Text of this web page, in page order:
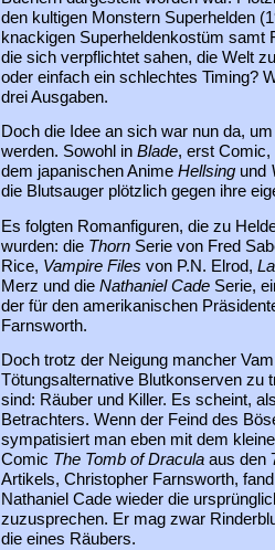
den kultigen Monstern Superhelden
knackigen Superheldenkostüm samt
die sich verpflichtet sahen, die Welt
oder einfach ein schlechtes Timing?
drei Ausgaben.
Doch die Idee an sich war nun da,
werden. Sowohl in Blade, erst Comic,
dem japanischen Anime Hellsingund
die Blutsauger plötzlich gegen ihre
Es folgten Romanfiguren, die zu
wurden: die Thorn Serie von Fred
Rice, Vampire Files von P.N. Elrod,
Merz und die Nathaniel Cade Serie,
der für den amerikanischen
Farnsworth.
Doch trotz der Neigung mancher
Tötungsalternative Blutkonserven zu
sind: Räuber und Killer. Es scheint,
Betrachters. Wenn der Feind des
sympatisiert man eben mit dem
Comic The Tomb of Draculaaus den
Artikels, Christopher Farnsworth,
Nathaniel Cade wieder die
zuzusprechen. Er mag zwar
die eines Räubers.